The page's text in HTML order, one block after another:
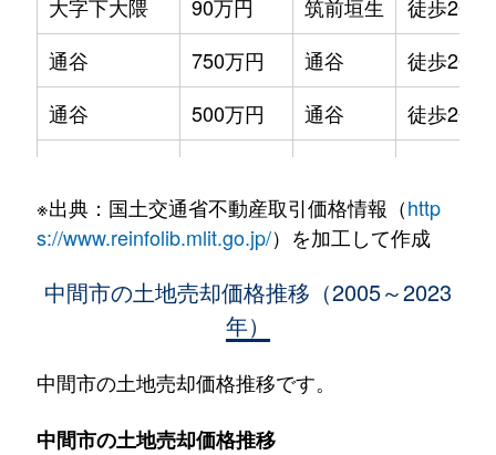
大字下大隈
90万円 筑前垣生
徒歩20分
通谷
750万円 通谷
徒歩20分
通谷
500万円 通谷
徒歩2分
長津
600万円 中間
徒歩3分
190万円
長津
1,700万円 中間
中鶴
800万円
※出典：国土交通省不動産取引価格情報（http
s://www.reinfolib.mlit.go.jp/）を加工して作成
中間市の土地売却価格推移（2005～2023
年）
中間市の土地売却価格推移です。
中間市の土地売却価格推移